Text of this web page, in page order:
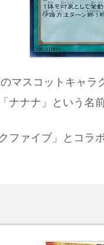
マスコットキャ
ナナナ」という名
ファイブ」とコラ